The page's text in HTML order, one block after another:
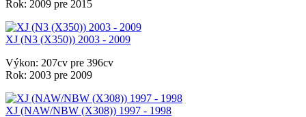
Rok: 2009 pre 2015
XJ (N3 (X350)) 2003 - 2009
Výkon: 207cv pre 396cv
Rok: 2003 pre 2009
XJ (NAW/NBW (X308)) 1997 - 1998